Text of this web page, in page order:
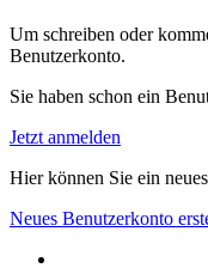
Um schreiben oder
Benutzerkonto.
Sie haben schon ein
Jetzt anmelden
Hier können Sie ein
Neues Benutzerkonto